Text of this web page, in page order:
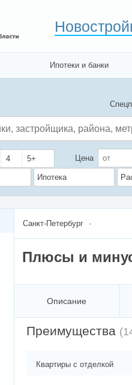
Ипотеки и банки
4 5+ Цена
Ипотека
Санкт-Петербург
Плюсы и
Описание
Преимущества
Квартиры с отделкой